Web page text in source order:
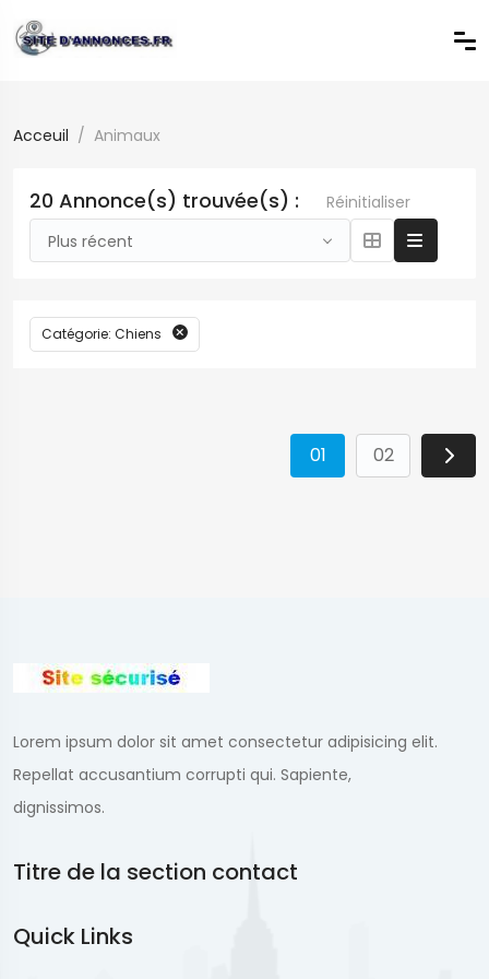
Acceuil Animaux
20 Annonce(s) trouvée(s) :
Réinitialiser
Plus récent
Catégorie: Chiens
01 02
Lorem ipsum dolor sit amet consectetur adipisicing elit.
Repellat accusantium corrupti qui. Sapiente,
dignissimos.
Titre de la section contact
Quick Links